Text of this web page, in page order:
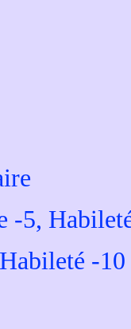
-5,
-